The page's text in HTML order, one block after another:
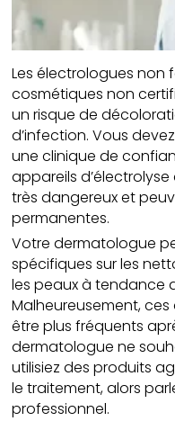
Les électrologues non
cosmétiques non
un risque de
d’infection. Vous
une clinique de
appareils
très dangereux et
permanentes.
Votre dermatologue
spécifiques sur les
les peaux à tendance
Malheureusement,
être plus fréquents
dermatologue ne
utilisiez des produits
le traitement, alors
professionnel.